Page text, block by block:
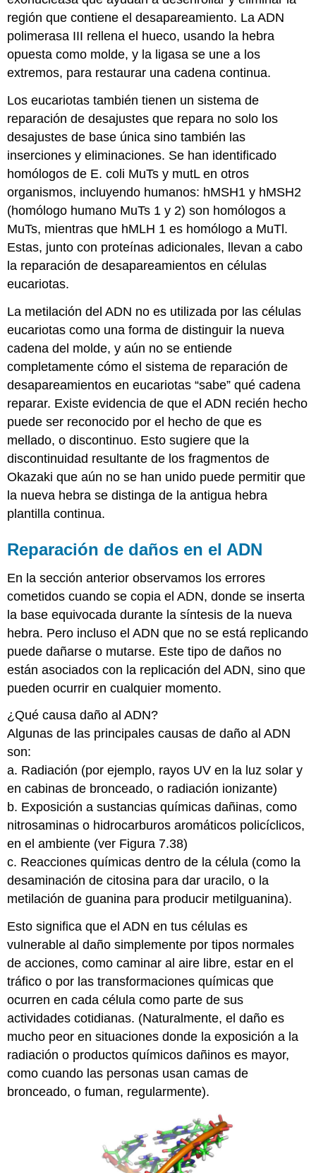
región que contiene el desapareamiento. La ADN
polimerasa III rellena el hueco, usando la hebra
opuesta como molde, y la ligasa se une a los
extremos, para restaurar una cadena continua.
Los eucariotas también tienen un sistema de
reparación de desajustes que repara no solo los
desajustes de base única sino también las
inserciones y eliminaciones. Se han identificado
homólogos de E. coli MuTs y mutL en otros
organismos, incluyendo humanos: hMSH1 y hMSH2
(homólogo humano MuTs 1 y 2) son homólogos a
MuTs, mientras que hMLH 1 es homólogo a MuTl.
Estas, junto con proteínas adicionales, llevan a cabo
la reparación de desapareamientos en células
eucariotas.
La metilación del ADN no es utilizada por las células
eucariotas como una forma de distinguir la nueva
cadena del molde, y aún no se entiende
completamente cómo el sistema de reparación de
desapareamientos en eucariotas “sabe” qué cadena
reparar. Existe evidencia de que el ADN recién hecho
puede ser reconocido por el hecho de que es
mellado, o discontinuo. Esto sugiere que la
discontinuidad resultante de los fragmentos de
Okazaki que aún no se han unido puede permitir que
la nueva hebra se distinga de la antigua hebra
plantilla continua.
Reparación de daños en el ADN
En la sección anterior observamos los errores
cometidos cuando se copia el ADN, donde se inserta
la base equivocada durante la síntesis de la nueva
hebra. Pero incluso el ADN que no se está replicando
puede dañarse o mutarse. Este tipo de daños no
están asociados con la replicación del ADN, sino que
pueden ocurrir en cualquier momento.
¿Qué causa daño al ADN?
Algunas de las principales causas de daño al ADN
son:
a. Radiación (por ejemplo, rayos UV en la luz solar y
en cabinas de bronceado, o radiación ionizante)
b. Exposición a sustancias químicas dañinas, como
nitrosaminas o hidrocarburos aromáticos policíclicos,
en el ambiente (ver Figura 7.38)
c. Reacciones químicas dentro de la célula (como la
desaminación de citosina para dar uracilo, o la
metilación de guanina para producir metilguanina).
Esto significa que el ADN en tus células es
vulnerable al daño simplemente por tipos normales
de acciones, como caminar al aire libre, estar en el
tráfico o por las transformaciones químicas que
ocurren en cada célula como parte de sus
actividades cotidianas. (Naturalmente, el daño es
mucho peor en situaciones donde la exposición a la
radiación o productos químicos dañinos es mayor,
como cuando las personas usan camas de
bronceado, o fuman, regularmente).